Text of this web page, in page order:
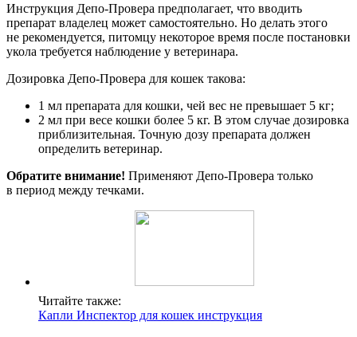
Инструкция Депо-Провера предполагает, что вводить
препарат владелец может самостоятельно. Но делать этого
не рекомендуется, питомцу некоторое время после постановки
укола требуется наблюдение у ветеринара.
Дозировка Депо-Провера для кошек такова:
1 мл препарата для кошки, чей вес не превышает 5 кг;
2 мл при весе кошки более 5 кг. В этом случае дозировка
приблизительная. Точную дозу препарата должен
определить ветеринар.
Обратите внимание! Применяют Депо-Провера только
в период между течками.
Читайте также:
Капли Инспектор для кошек инструкция